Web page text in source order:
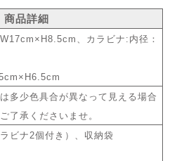
商品詳細
、カラビナ:内径：
多少色具合が異なって見える場合
了承くださいませ。
ビナ2個付き）、収納袋